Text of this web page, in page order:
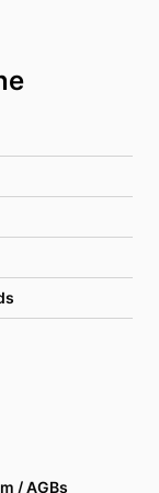
/ AGBs